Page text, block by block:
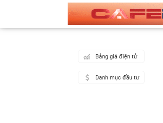
Bảng giá điện tử
Danh mục đầu tư